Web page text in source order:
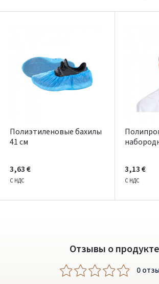
Полиэтиленовые бахилы
41 см
3,63 €
С НДС
3,13 €
С НДС
Отзывы о продукте
0
Pamiršote slaptažodį?
Facebook
Google
Dar neturite paskyros?